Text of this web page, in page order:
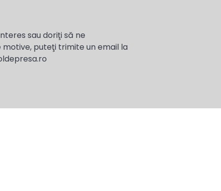
sau doriţi să ne
puteţi trimite un email la